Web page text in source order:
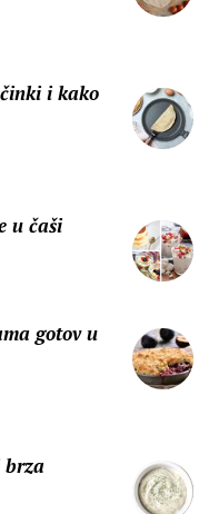
i kako
u čaši
gotov u
brza